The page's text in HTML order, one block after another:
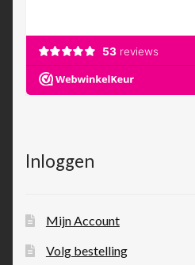
Inloggen
Mijn Account
Volg bestelling